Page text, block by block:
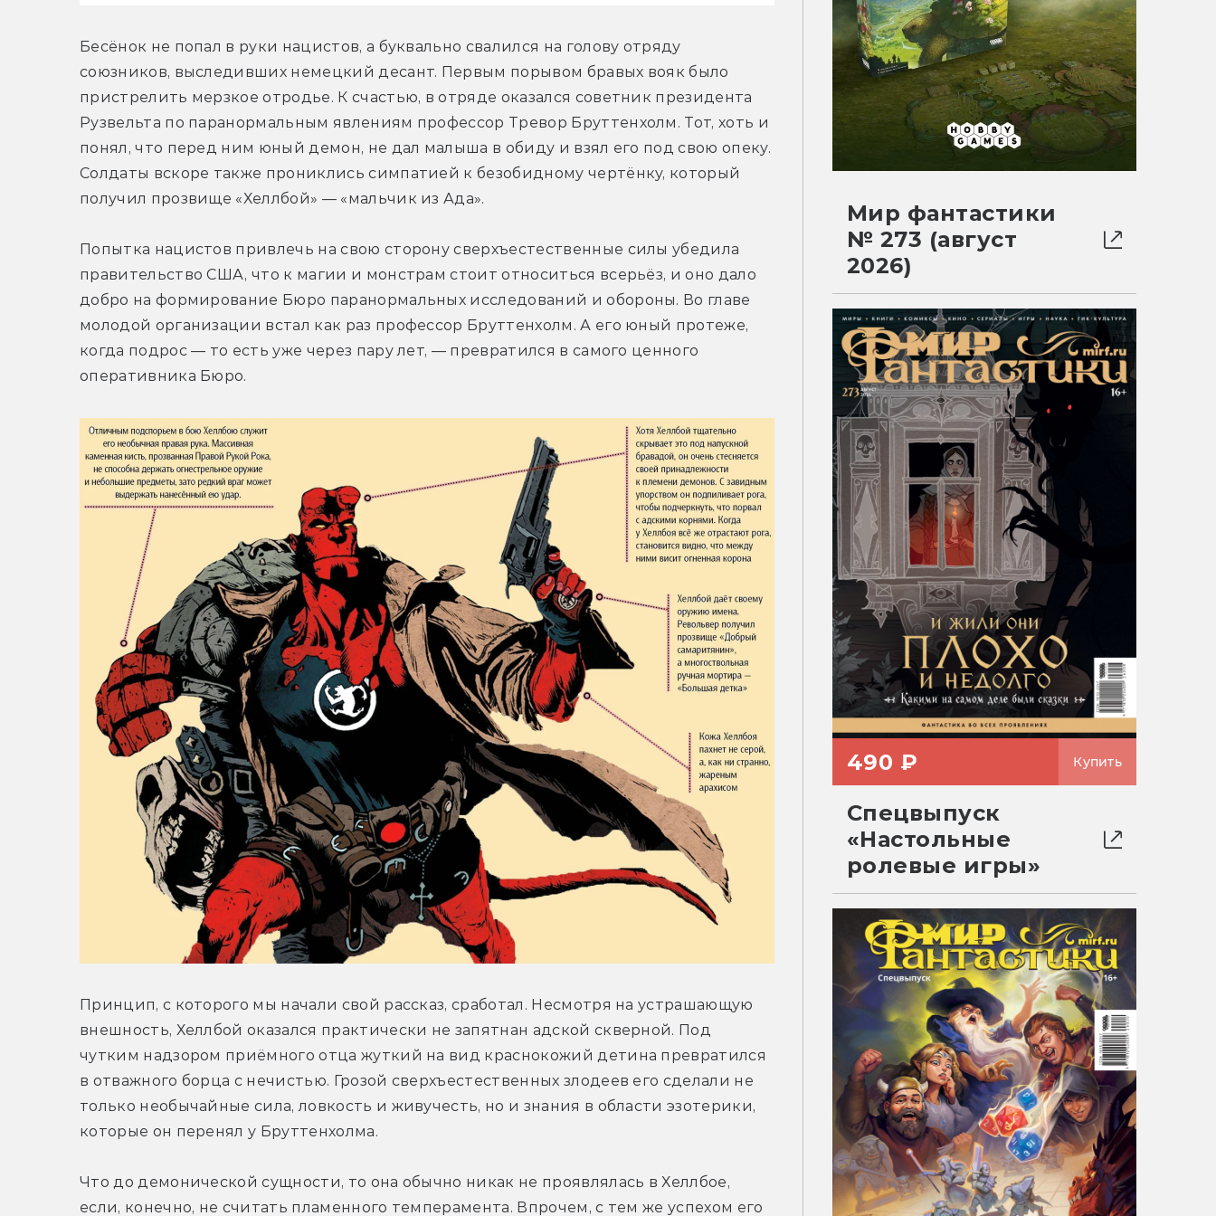
Бесёнок не попал в руки нацистов, а буквально свалился на голову отряду
союзников, выследивших немецкий десант. Первым порывом бравых вояк было
пристрелить мерзкое отродье. К счастью, в отряде оказался советник президента
Рузвельта по паранормальным явлениям профессор Тревор Бруттенхолм. Тот, хоть и
понял, что перед ним юный демон, не дал малыша в обиду и взял его под свою опеку.
Солдаты вскоре также прониклись симпатией к безобидному чертёнку, который
получил прозвище «Хеллбой» — «мальчик из Ада».
Попытка нацистов привлечь на свою сторону сверхъестественные силы убедила
правительство США, что к магии и монстрам стоит относиться всерьёз, и оно дало
добро на формирование Бюро паранормальных исследований и обороны. Во главе
молодой организации встал как раз профессор Бруттенхолм. А его юный протеже,
когда подрос — то есть уже через пару лет, — превратился в самого ценного
оперативника Бюро.
Принцип, с которого мы начали свой рассказ, сработал. Несмотря на устрашающую
внешность, Хеллбой оказался практически не запятнан адской скверной. Под
чутким надзором приёмного отца жуткий на вид краснокожий детина превратился
в отважного борца с нечистью. Грозой сверхъестественных злодеев его сделали не
только необычайные сила, ловкость и живучесть, но и знания в области эзотерики,
которые он перенял у Бруттенхолма.
Что до демонической сущности, то она обычно никак не проявлялась в Хеллбое,
если, конечно, не считать пламенного темперамента. Впрочем, с тем же успехом его
Мир фантастики
№ 273 (август
2026)
490 ₽ Купить
Спецвыпуск
«Настольные
ролевые игры»